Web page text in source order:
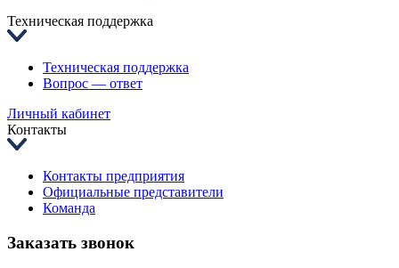
Техническая поддержка
Техническая поддержка
Вопрос — ответ
Личный кабинет
Контакты
Контакты предприятия
Официальные представители
Команда
Заказать звонок